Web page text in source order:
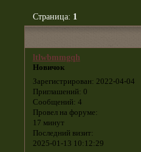
Страница: 1
ltlwbmmgqh
Новичок
Зарегистрирован: 2022-04-04
Приглашений: 0
Сообщений: 4
Провел на форуме:
17 минут
Последний визит:
2025-01-13 10:12:29